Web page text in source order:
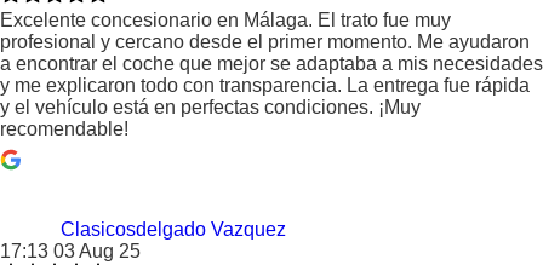
Excelente concesionario en Málaga. El trato fue muy
profesional y cercano desde el primer momento. Me ayudaron
a encontrar el coche que mejor se adaptaba a mis necesidades
y me explicaron todo con transparencia. La entrega fue rápida
y el vehículo está en perfectas condiciones. ¡Muy
recomendable!
Clasicosdelgado Vazquez
17:13 03 Aug 25